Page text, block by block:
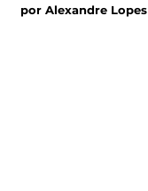
por Alexandre Lopes